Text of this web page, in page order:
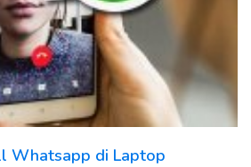
Whatsapp di Laptop